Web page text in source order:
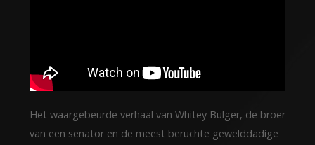
Het waargebeurde verhaal van Whitey Bulger, de broer
van een senator en de meest beruchte gewelddadige